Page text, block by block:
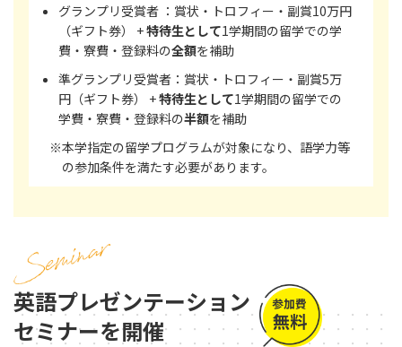
グランプリ受賞者 ：賞状・トロフィー・副賞10万円
（ギフト券） +特待生として1学期間の留学での学
費・寮費・登録料の全額を補助
準グランプリ受賞者：賞状・トロフィー・副賞5万
円（ギフト券） +特待生として1学期間の留学での
学費・寮費・登録料の半額を補助
※本学指定の留学プログラムが対象になり、語学力等
の参加条件を満たす必要があります。
英語プレゼンテーション
セミナーを開催